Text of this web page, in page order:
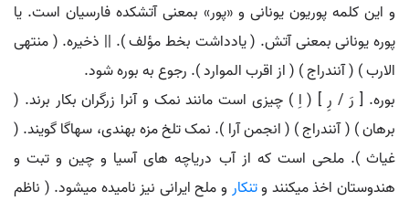
و این کلمه پوریون یونانی و «پور» بمعنی آتشکده فارسیان است. یا
پوره یونانی بمعنی آتش. ( یادداشت بخط مؤلف ). || ذخیره. ( منتهی
الارب ) ( آنندراج ) ( از اقرب الموارد ). رجوع به بوره شود.
بوره. [ رَ / رِ ] ( اِ ) چیزی است مانند نمک و آنرا زرگران بکار برند. (
برهان ) ( آنندراج ) ( انجمن آرا ). نمک تلخ مزه بهندی، سهاگا گویند. (
غیاث ). ملحی است که از آب دریاچه های آسیا و چین و تبت و
هندوستان اخذ میکنند وتنکار و ملح ایرانی نیز نامیده میشود. ( ناظم